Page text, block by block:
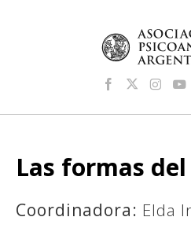
Las formas
Coordinadora: Elda